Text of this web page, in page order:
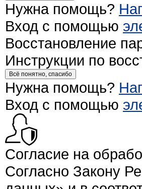
Нужна помощь?
Вход с помощью
Восстановление
Инструкции по
Всё понятно, спасибо
Нужна помощь?
Вход с помощью
Согласие на
Согласно Закону